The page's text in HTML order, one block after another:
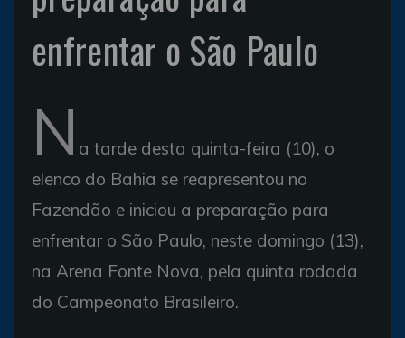
enfrentar o São Paulo
N a tarde desta quinta-feira (10), o
elenco do Bahia se reapresentou no
Fazendão e iniciou a preparação para
enfrentar o São Paulo, neste domingo (13),
na Arena Fonte Nova, pela quinta rodada
do Campeonato Brasileiro.